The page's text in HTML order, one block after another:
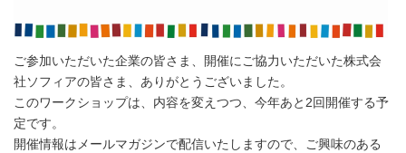
ご参加いただいた企業の皆さま、開催にご協力いただいた株式会
社ソフィアの皆さま、ありがとうございました。
このワークショップは、内容を変えつつ、今年あと2回開催する予
定です。
開催情報はメールマガジンで配信いたしますので、ご興味のある